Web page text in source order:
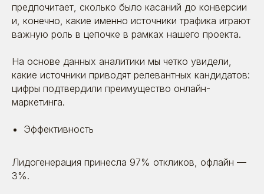
предпочитает, сколько было касаний до конверсии
и, конечно, какие именно источники трафика играют
важную роль в цепочке в рамках нашего проекта.
На основе данных аналитики мы четко увидели,
какие источники приводят релевантных кандидатов:
цифры подтвердили преимущество онлайн-
маркетинга.
Эффективность
Лидогенерация принесла 97% откликов, офлайн —
3%.